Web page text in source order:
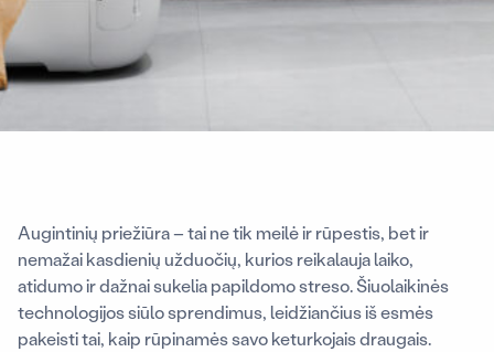
Augintinių priežiūra – tai ne tik meilė ir rūpestis, bet ir
nemažai kasdienių užduočių, kurios reikalauja laiko,
atidumo ir dažnai sukelia papildomo streso. Šiuolaikinės
technologijos siūlo sprendimus, leidžiančius iš esmės
pakeisti tai, kaip rūpinamės savo keturkojais draugais.